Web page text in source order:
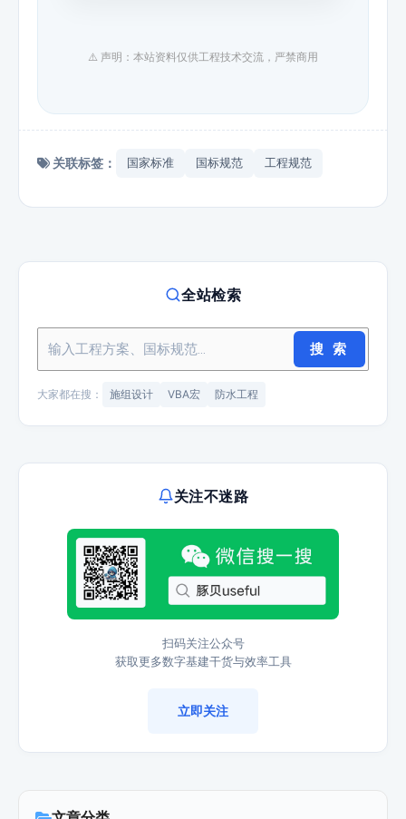
⚠️ 声明：本站资料仅供工程技术交流，严禁商用
关联标签： 国家标准 国标规范 工程规范
全站检索
搜 索
大家都在搜： 施组设计 VBA宏 防水工程
关注不迷路
扫码关注公众号
获取更多数字基建干货与效率工具
立即关注